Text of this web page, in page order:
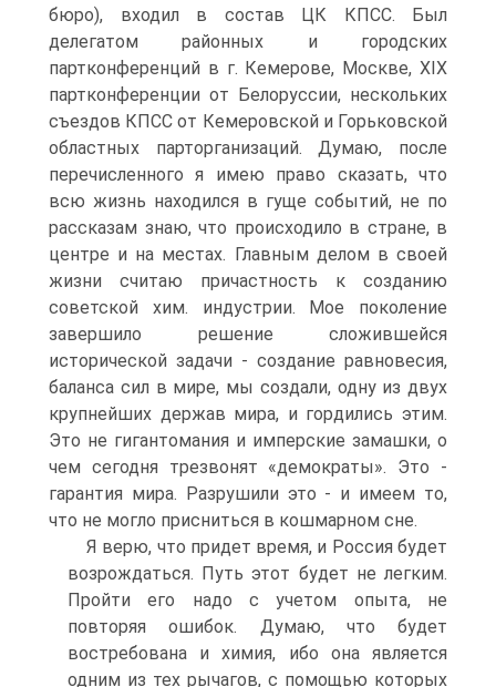
бюро), входил в состав ЦК КПСС. Был
делегатом районных и городских
партконференций в г. Кемерове, Москве, XIX
партконференции от Белоруссии, нескольких
съездов КПСС от Кемеровской и Горьковской
областных парторганизаций. Думаю, после
перечисленного я имею право сказать, что
всю жизнь находился в гуще событий, не по
рассказам знаю, что происходило в стране, в
центре и на местах. Главным делом в своей
жизни считаю причастность к созданию
советской хим. индустрии. Мое поколение
завершило решение сложившейся
исторической задачи - создание равновесия,
баланса сил в мире, мы создали, одну из двух
крупнейших держав мира, и гордились этим.
Это не гигантомания и имперские замашки, о
чем сегодня трезвонят «демократы». Это -
гарантия мира. Разрушили это - и имеем то,
что не могло присниться в кошмарном сне.
Я верю, что придет время, и Россия будет
возрождаться. Путь этот будет не легким.
Пройти его надо с учетом опыта, не
повторяя ошибок. Думаю, что будет
востребована и химия, ибо она является
одним из тех рычагов, с помощью которых